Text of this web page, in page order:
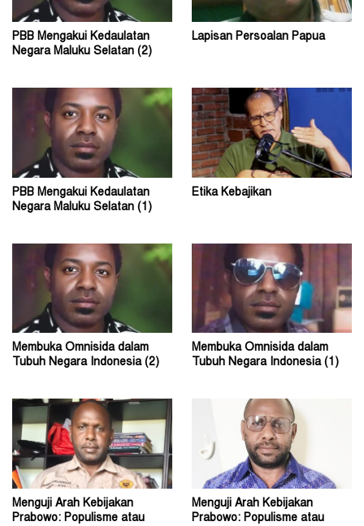
PBB Mengakui Kedaulatan
Negara Maluku Selatan (2)
Lapisan Persoalan Papua
PBB Mengakui Kedaulatan
Negara Maluku Selatan (1)
Etika Kebajikan
Membuka Omnisida dalam
Tubuh Negara Indonesia (2)
Membuka Omnisida dalam
Tubuh Negara Indonesia (1)
Menguji Arah Kebijakan
Prabowo: Populisme atau
Menguji Arah Kebijakan
Prabowo: Populisme atau